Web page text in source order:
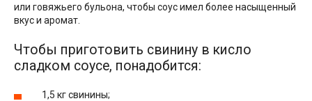
или говяжьего бульона, чтобы соус имел более насыщенный
вкус и аромат.
Чтобы приготовить свинину в кисло
сладком соусе, понадобится:
1,5 кг свинины;